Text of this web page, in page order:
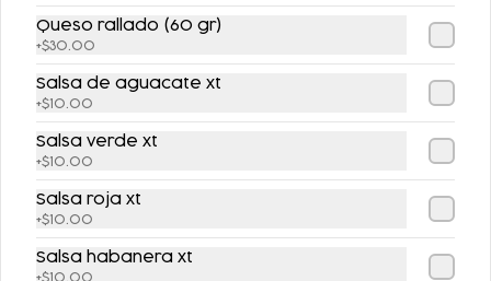
Conócenos
Zona de Cobertura
Contacto
T&C Master Card
Términos y condiciones
Política de privacidad
Redes sociales
Queso rallado (60 gr)
+$30.00
Salsa de aguacate xt
+$10.00
Salsa verde xt
+$10.00
Salsa roja xt
+$10.00
Salsa habanera xt
+$10.00